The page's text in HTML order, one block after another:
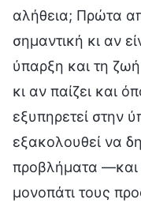
αλήθεια; Πρώτα
σημαντική κι αν
ύπαρξη και τη
κι αν παίζει και
εξυπηρετεί στην
εξακολουθεί να
προβλήματα —και
μονοπάτι τους